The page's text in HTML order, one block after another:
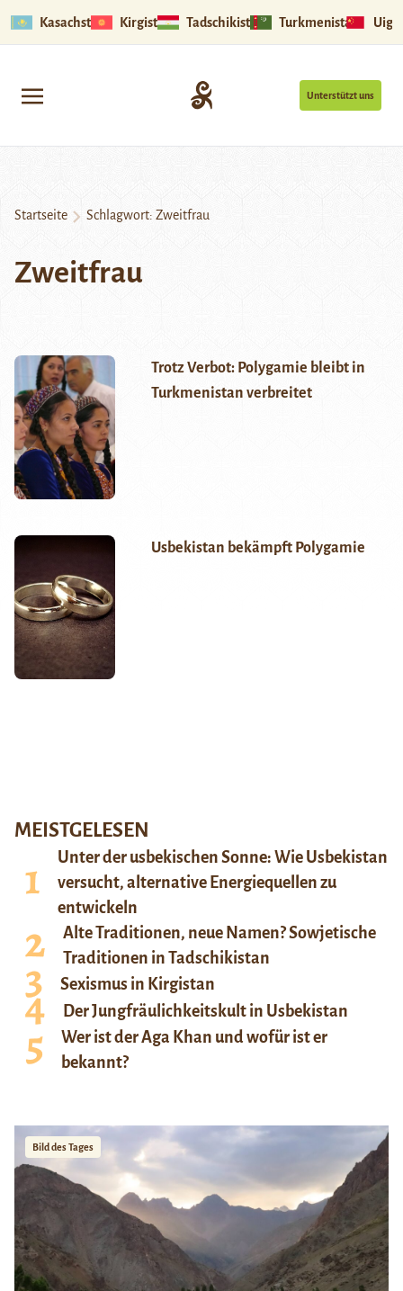
Kasachstan Kirgistan Tadschikistan Turkmenistan
Unterstützt uns
Startseite Schlagwort: Zweitfrau
Zweitfrau
Trotz Verbot: Polygamie bleibt in
Turkmenistan verbreitet
Usbekistan bekämpft Polygamie
MEISTGELESEN
Unter der usbekischen Sonne: Wie Usbekistan
versucht, alternative Energiequellen zu
entwickeln
Alte Traditionen, neue Namen? Sowjetische
Traditionen in Tadschikistan
Sexismus in Kirgistan
Der Jungfräulichkeitskult in Usbekistan
Wer ist der Aga Khan und wofür ist er
bekannt?
Bild des Tages